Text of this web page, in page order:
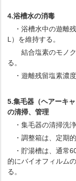
4.浴槽水の消毒
・浴槽水中の遊離
L）を維持する。
結合塩素のモノク
る。
・遊離残留塩素濃度
5.集毛器（ヘアーキ
の清掃、管理
・集毛器の清掃洗
・調整箱は、定期的
・貯湯槽は、通常
的にバイオフィルム
る。